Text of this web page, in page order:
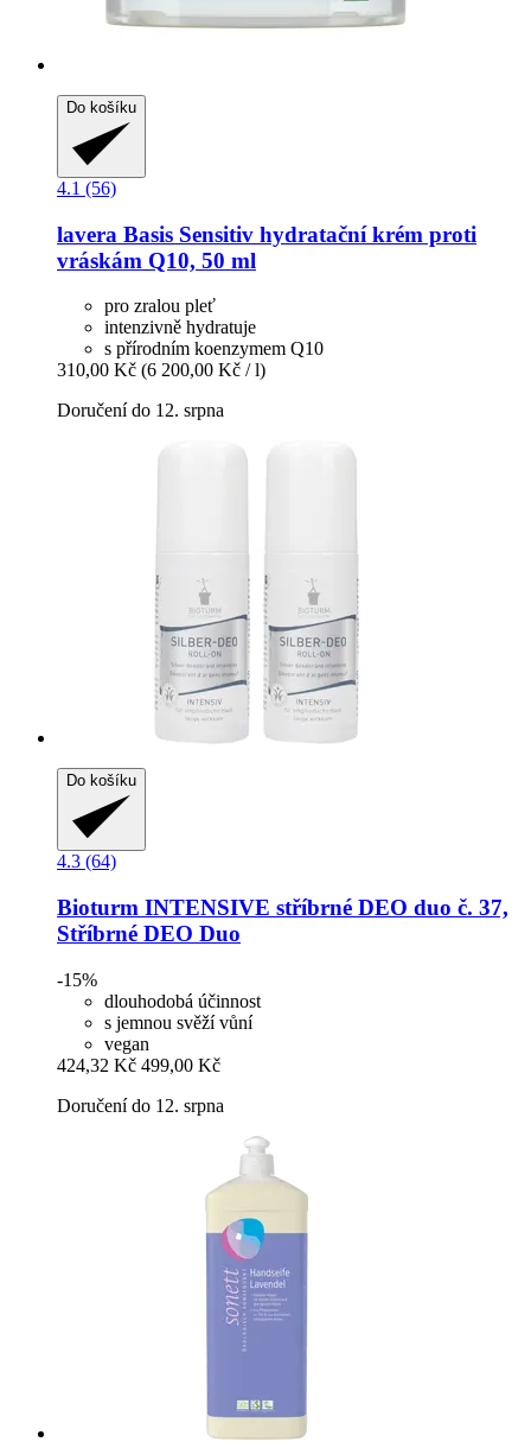
Do košíku
4.1 (56)
lavera Basis Sensitiv hydratační krém proti
vráskám Q10, 50 ml
pro zralou pleť
intenzivně hydratuje
s přírodním koenzymem Q10
310,00 Kč (6 200,00 Kč / l)
Doručení do 12. srpna
Do košíku
4.3 (64)
Bioturm INTENSIVE stříbrné DEO duo č. 37,
Stříbrné DEO Duo
-15%
dlouhodobá účinnost
s jemnou svěží vůní
vegan
424,32 Kč 499,00 Kč
Doručení do 12. srpna